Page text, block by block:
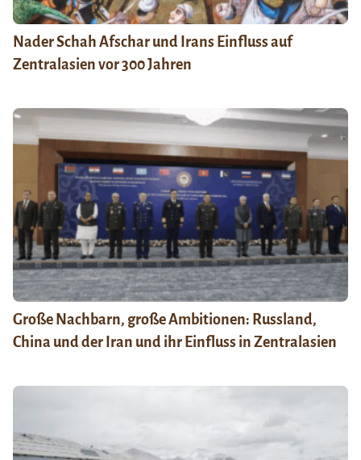
Nader Schah Afschar und Irans Einfluss auf
Zentralasien vor 300 Jahren
Große Nachbarn, große Ambitionen: Russland,
China und der Iran und ihr Einfluss in Zentralasien